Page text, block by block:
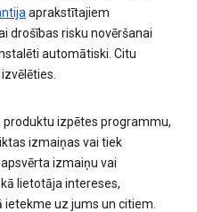
aprakstītajiem
drošības risku novēršanai
automātiski. Citu
izpētes programmu,
izmaiņas vai tiek
izmaiņu vai
lietotāja intereses,
uz jums un citiem.